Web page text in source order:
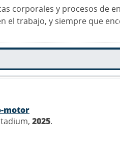
corporales y procesos de
el trabajo, y siempre que
motor
2025.